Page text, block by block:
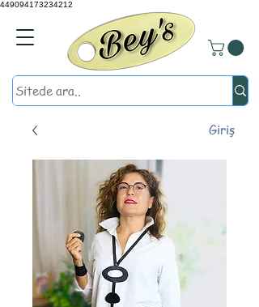
449094173234212
Giriş